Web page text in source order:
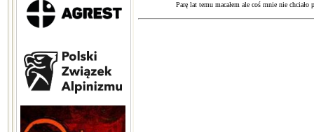
Parę lat temu macałem ale coś mnie nie